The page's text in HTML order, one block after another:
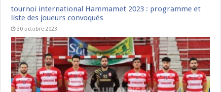
tournoi international Hammamet 2023 : programme et
liste des joueurs convoqués
30 octobre 2023